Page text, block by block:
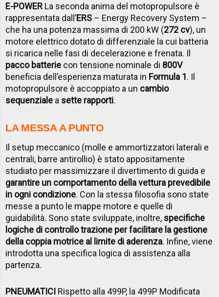
E-POWER La seconda anima del motopropulsore è
rappresentata dall’ERS – Energy Recovery System –
che ha una potenza massima di 200 kW (272 cv), un
motore elettrico dotato di differenziale la cui batteria
si ricarica nelle fasi di decelerazione e frenata. Il
pacco batterie con tensione nominale di 800V
beneficia dell’esperienza maturata in Formula 1. Il
motopropulsore è accoppiato a un cambio
sequenziale a sette rapporti.
LA MESSA A PUNTO
Il setup meccanico (molle e ammortizzatori laterali e
centrali, barre antirollio) è stato appositamente
studiato per massimizzare il divertimento di guida e
garantire un comportamento della vettura prevedibile
in ogni condizione. Con la stessa filosofia sono state
messe a punto le mappe motore e quelle di
guidabilità. Sono state sviluppate, inoltre, specifiche
logiche di controllo trazione per facilitare la gestione
della coppia motrice al limite di aderenza. Infine, viene
introdotta una specifica logica di assistenza alla
partenza.
PNEUMATICI Rispetto alla 499P, la 499P Modificata